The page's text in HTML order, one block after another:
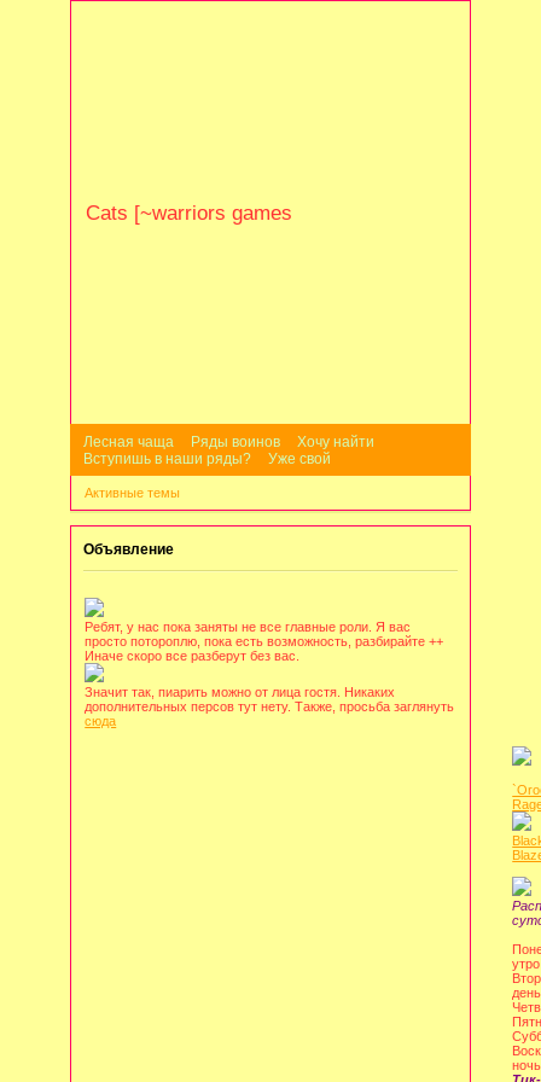
Cats [~warriors games
Лесная чаща Ряды воинов
Хочу найти
Вступишь в наши ряды?
Уже свой
Активные темы
Объявление
Ребят, у нас пока заняты не все главные роли. Я вас
просто потороплю, пока есть возможность, разбирайте ++
Иначе скоро все разберут без вас.
Значит так, пиарить можно от лица гостя. Никаких
дополнительных персов тут нету. Также, просьба заглянуть
сюда